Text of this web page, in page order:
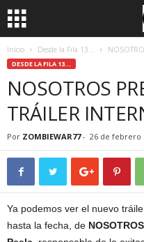
Inicio Desde la Fila 13...
DESDE LA FILA 13...
NOSOTROS
TRÁILER
Por ZOMBIEWAR77- 26 de febrero
Ya podemos ver el nuevo
hasta la fecha, de NOSOTROS